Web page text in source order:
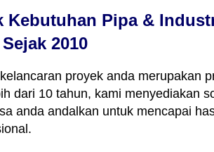
Kebutuhan Pipa &
Sejak 2010
proyek anda merupakan
dari 10 tahun, kami menyediakan
anda andalkan untuk mencapai